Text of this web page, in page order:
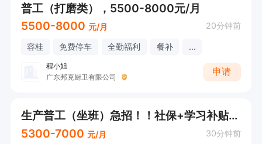
普工（打磨类），5500-8000元/月
5500-8000 元/月 20分钟前
容桂 免费停车 全勤福利 餐补 ...
程小姐
广东邦克厨卫有限公司
申请
生产普工（坐班）急招！！社保+学习补贴高达6000元
5300-7000 元/月 30分钟前